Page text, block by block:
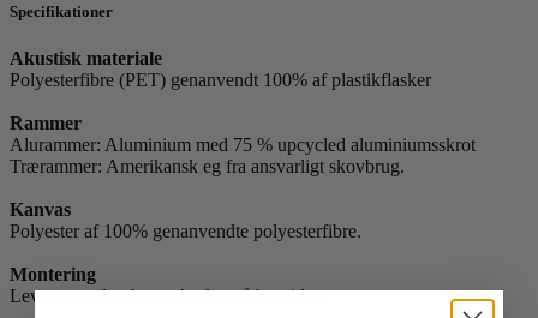
Specifikationer
Akustisk materiale
Polyesterfibre (PET) genanvendt 100% af plastikflasker
Rammer
Alurammer: Aluminium med 75 % upcycled aluminiumsskrot
Trærammer: Amerikansk eg fra ansvarligt skovbrug.
Kanvas
Polyester af 100% genanvendte polyesterfibre.
Montering
Leveres med ophængsbeslag på bagsiden